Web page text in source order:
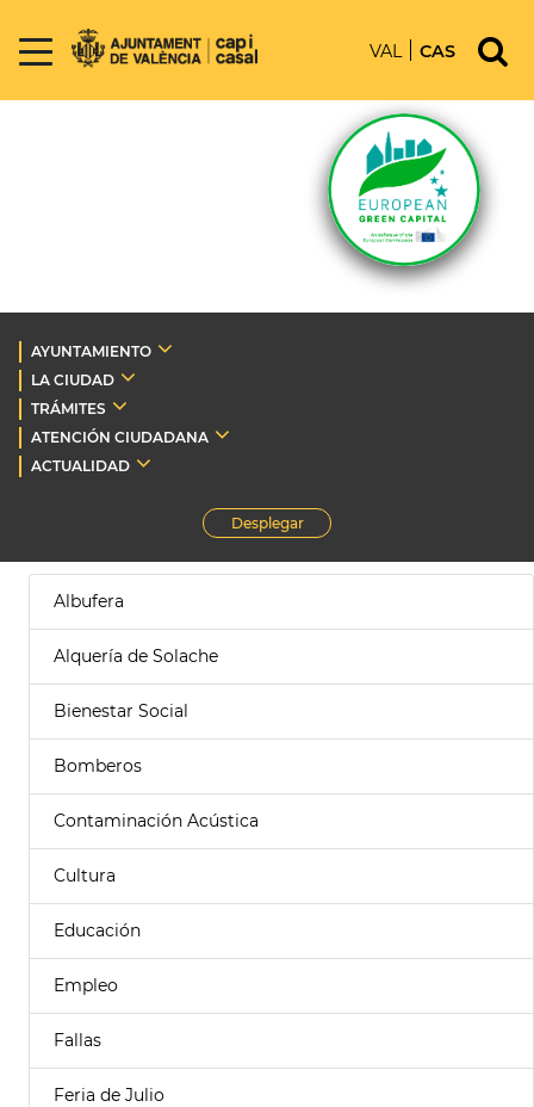
VAL CAS
AYUNTAMIENTO
LA CIUDAD
TRÁMITES
ATENCIÓN CIUDADANA
ACTUALIDAD
Desplegar
Albufera
Alquería de Solache
Bienestar Social
Bomberos
Contaminación Acústica
Cultura
Educación
Empleo
Fallas
Feria de Julio